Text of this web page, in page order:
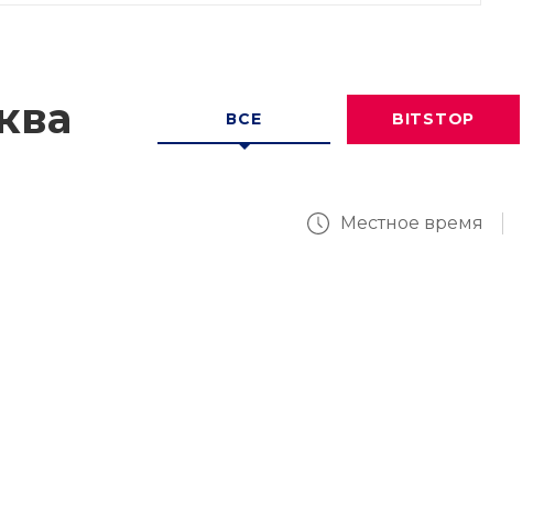
ВСЕ BITSTOP
Местное время